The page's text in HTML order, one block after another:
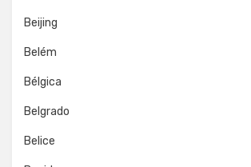
Beijing
Belém
Bélgica
Belgrado
Belice